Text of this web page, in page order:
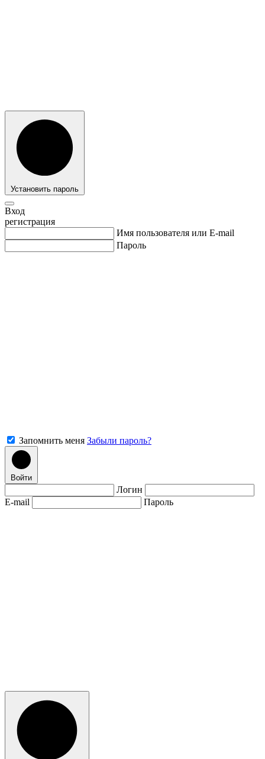
Установить пароль
Вход
регистрация
Имя пользователя или E-mail
Пароль
Запомнить меня Забыли пароль?
Войти
Логин
E-mail
Пароль